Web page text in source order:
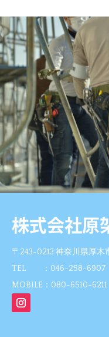
〒243-0213 神奈川県厚木
TEL ：046-258-6907
MOBILE：080-6510-6211